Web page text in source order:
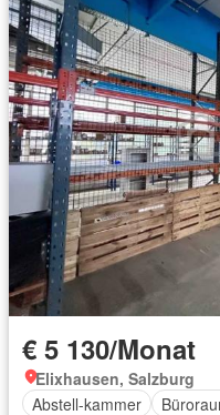
€ 5 130/Monat
Elixhausen, Salzburg
Abstell-kammer